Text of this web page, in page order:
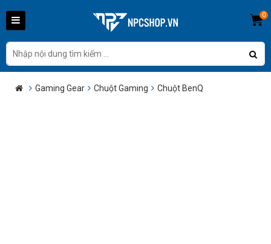
0
Gaming Gear Chuột Gaming Chuột BenQ